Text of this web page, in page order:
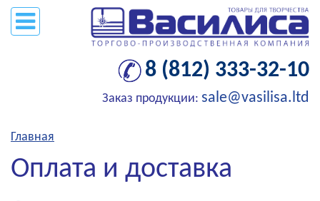
8 (812) 333-32-10
Заказ продукции: sale@vasilisa.ltd
Главная
Оплата и доставка